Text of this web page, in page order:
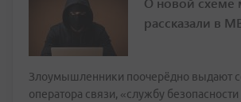
рассказали в
Злоумышленники поочерёдно выдают
оператора связи, «службу безопасности